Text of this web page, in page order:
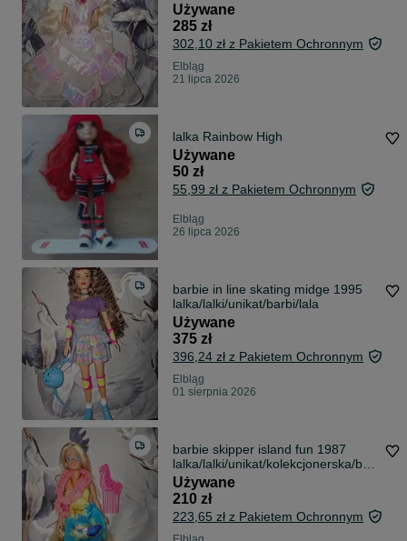
Używane
285 zł
302,10 zł z Pakietem Ochronnym
Elbląg
21 lipca 2026
lalka Rainbow High
Używane
50 zł
55,99 zł z Pakietem Ochronnym
Elbląg
26 lipca 2026
barbie in line skating midge 1995
lalka/lalki/unikat/barbi/lala
Używane
375 zł
396,24 zł z Pakietem Ochronnym
Elbląg
01 sierpnia 2026
barbie skipper island fun 1987
lalka/lalki/unikat/kolekcjonerska/bar
bi/lala
Używane
210 zł
223,65 zł z Pakietem Ochronnym